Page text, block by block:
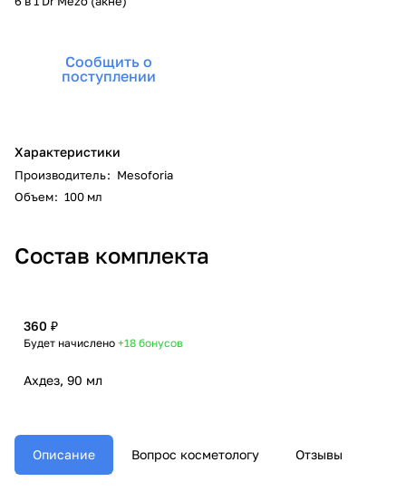
Сообщить о
поступлении
Характеристики
Производитель: Mesoforia
Объем: 100 мл
Состав комплекта
360 ₽
Будет начислено +18 бонусов
Ахдез, 90 мл
Описание Вопрос косметологу Отзывы